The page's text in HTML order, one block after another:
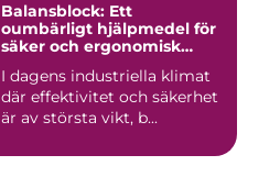
Balansblock: Ett
oumbärligt hjälpmedel för
säker och ergonomisk
I dagens industriella klimat
där effektivitet och säkerhet
är av största vikt, b...